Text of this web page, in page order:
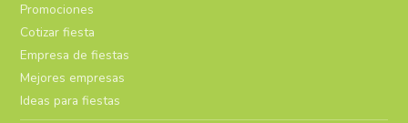
Promociones
Cotizar fiesta
Empresa de fiestas
Mejores empresas
Ideas para fiestas